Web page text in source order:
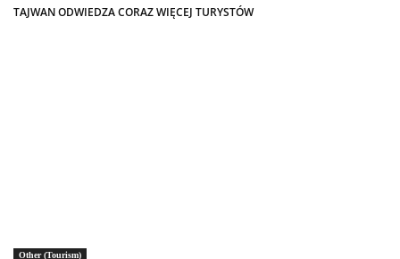
TAJWAN ODWIEDZA CORAZ WIĘCEJ TURYSTÓW
Other (Tourism)